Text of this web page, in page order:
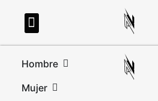
Hombre
Mujer